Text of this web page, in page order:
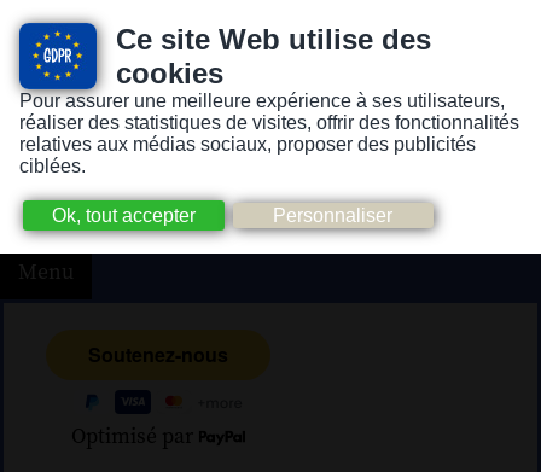
Ce site Web utilise des
cookies
Pour assurer une meilleure expérience à ses utilisateurs,
réaliser des statistiques de visites, offrir des fonctionnalités
relatives aux médias sociaux, proposer des publicités
ciblées.
Version pour personnes mal-voyantes ou non-voyantes
Menu
Optimisé par